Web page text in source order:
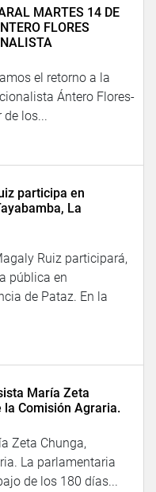
MARTES 14 DE
FLORES
el retorno a la
Ántero Flores-
de los...
participa en
La
Ruiz participará,
pública en
de Pataz. En la
María Zeta
la Comisión Agraria.
Zeta Chunga,
La parlamentaria
de los 180 días...